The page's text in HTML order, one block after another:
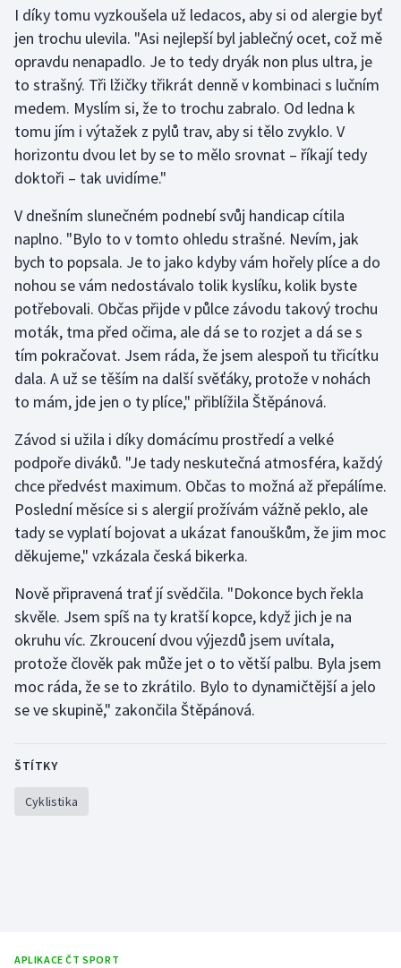
Stolní tenis
Triatlon
Veslování
Vodní slalom
Volejbal
I díky tomu vyzkoušela už ledacos, aby si od alergie byť
jen trochu ulevila. "Asi nejlepší byl jablečný ocet, což mě
opravdu nenapadlo. Je to tedy dryák non plus ultra, je
to strašný. Tři lžičky třikrát denně v kombinaci s lučním
medem. Myslím si, že to trochu zabralo. Od ledna k
tomu jím i výtažek z pylů trav, aby si tělo zvyklo. V
horizontu dvou let by se to mělo srovnat – říkají tedy
doktoři – tak uvidíme."
V dnešním slunečném podnebí svůj handicap cítila
naplno. "Bylo to v tomto ohledu strašné. Nevím, jak
bych to popsala. Je to jako kdyby vám hořely plíce a do
nohou se vám nedostávalo tolik kyslíku, kolik byste
potřebovali. Občas přijde v půlce závodu takový trochu
moták, tma před očima, ale dá se to rozjet a dá se s
tím pokračovat. Jsem ráda, že jsem alespoň tu třicítku
dala. A už se těším na další svěťáky, protože v nohách
to mám, jde jen o ty plíce," přiblížila Štěpánová.
Závod si užila i díky domácímu prostředí a velké
podpoře diváků. "Je tady neskutečná atmosféra, každý
chce předvést maximum. Občas to možná až přepálíme.
Poslední měsíce si s alergií prožívám vážně peklo, ale
tady se vyplatí bojovat a ukázat fanouškům, že jim moc
děkujeme," vzkázala česká bikerka.
Nově připravená trať jí svědčila. "Dokonce bych řekla
skvěle. Jsem spíš na ty kratší kopce, když jich je na
okruhu víc. Zkroucení dvou výjezdů jsem uvítala,
protože člověk pak může jet o to větší palbu. Byla jsem
moc ráda, že se to zkrátilo. Bylo to dynamičtější a jelo
se ve skupině," zakončila Štěpánová.
ŠTÍTKY
Cyklistika
APLIKACE ČT SPORT